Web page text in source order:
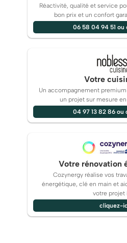
Réactivité, qualité et service
bon prix et un confort
06 58 04 94 51
Votre
Un accompagnement
un projet sur mesure
04 97 13 82 86 ou
Votre rénovation
Cozynergy réalise vos
énergétique, clé en main et
votre projet
cliquez-